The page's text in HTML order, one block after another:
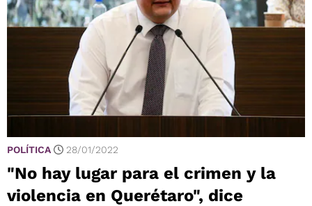
POLÍTICA 28/01/2022
"No hay lugar para el crimen y la
violencia en Querétaro", dice